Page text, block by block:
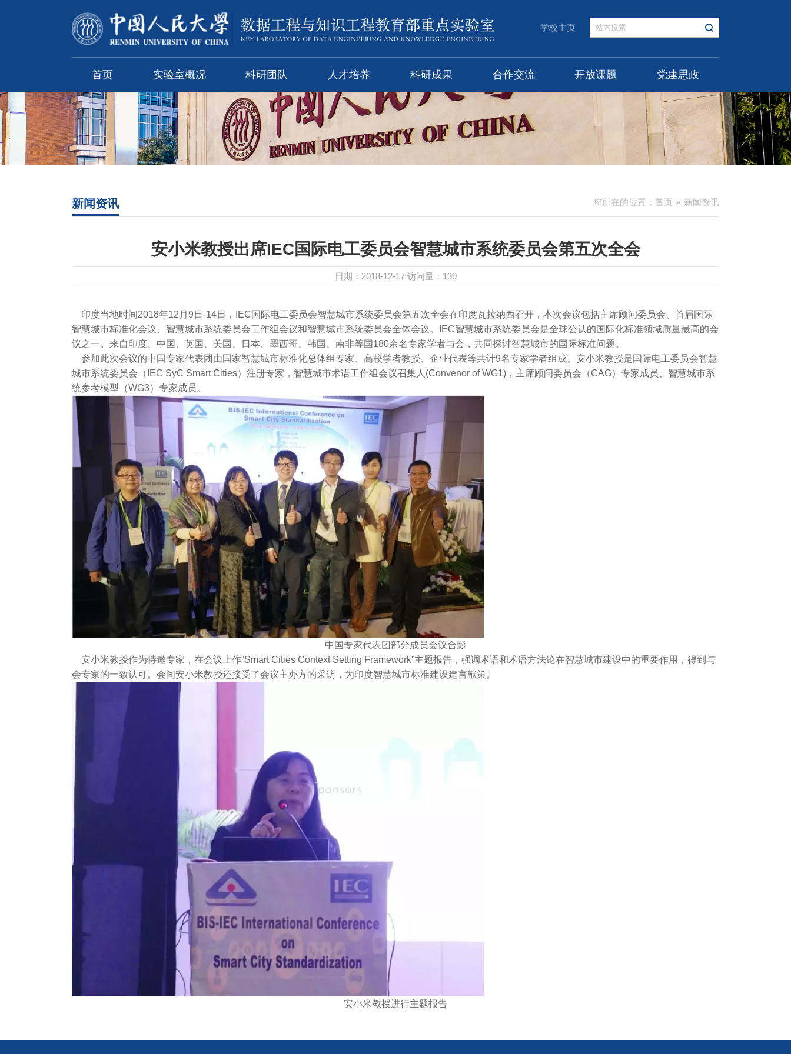
学校主页
首页 实验室概况 科研团队 人才培养 科研成果 合作交流 开放课题 党建思政
您所在的位置： 首页 新闻资讯
新闻资讯
安小米教授出席IEC国际电工委员会智慧城市系统委员会第五次全会
日期：2018-12-17 访问量： 139
印度当地时间2018年12月9日-14日，IEC国际电工委员会智慧城市系统委员会第五次全会在印度瓦拉纳西召开，本次会议包括主席顾问委员会、首届国际
智慧城市标准化会议、智慧城市系统委员会工作组会议和智慧城市系统委员会全体会议。IEC智慧城市系统委员会是全球公认的国际化标准领域质量最高的会
议之一。来自印度、中国、英国、美国、日本、墨西哥、韩国、南非等国180余名专家学者与会，共同探讨智慧城市的国际标准问题。
参加此次会议的中国专家代表团由国家智慧城市标准化总体组专家、高校学者教授、企业代表等共计9名专家学者组成。安小米教授是国际电工委员会智慧
城市系统委员会（IEC SyC Smart Cities）注册专家，智慧城市术语工作组会议召集人(Convenor of WG1)，主席顾问委员会（CAG）专家成员、智慧城市系
统参考模型（WG3）专家成员。
中国专家代表团部分成员会议合影
安小米教授作为特邀专家，在会议上作“Smart Cities Context Setting Framework”主题报告，强调术语和术语方法论在智慧城市建设中的重要作用，得到与
会专家的一致认可。会间安小米教授还接受了会议主办方的采访，为印度智慧城市标准建设建言献策。
安小米教授进行主题报告